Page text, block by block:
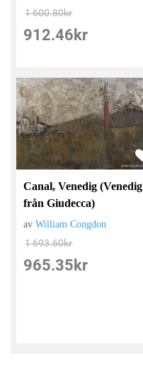
1 600.80kr
912.46 kr
Canal, Venedig (Venedig
från Giudecca)
avWilliam Congdon
1 693.60kr
965.35 kr